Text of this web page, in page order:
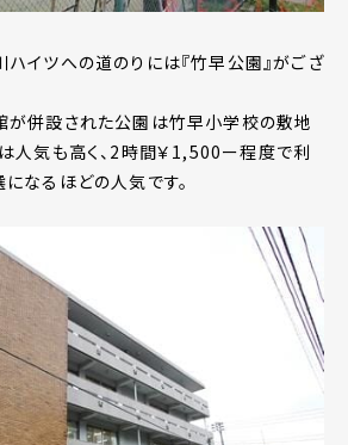
イツへの道のりには『竹早公園』がござ
が併設された公園は竹早小学校の敷地
人気も高く、2時間￥1,500ー程度で利
なるほどの人気です。